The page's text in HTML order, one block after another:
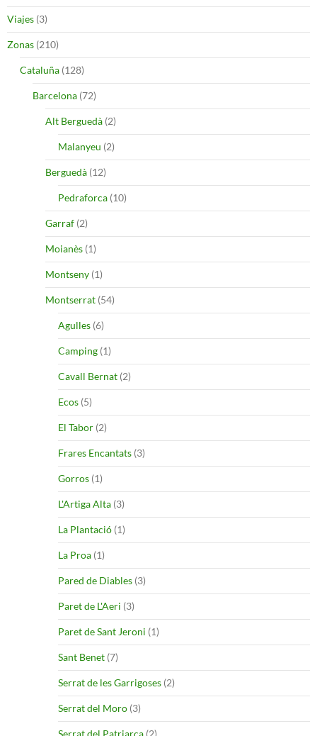
Viajes (3)
Zonas (210)
Cataluña (128)
Barcelona (72)
Alt Berguedà (2)
Malanyeu (2)
Berguedà (12)
Pedraforca (10)
Garraf (2)
Moianès (1)
Montseny (1)
Montserrat (54)
Agulles (6)
Camping (1)
Cavall Bernat (2)
Ecos (5)
El Tabor (2)
Frares Encantats (3)
Gorros (1)
L'Artiga Alta (3)
La Plantació (1)
La Proa (1)
Pared de Diables (3)
Paret de L'Aeri (3)
Paret de Sant Jeroni (1)
Sant Benet (7)
Serrat de les Garrigoses (2)
Serrat del Moro (3)
Serrat del Patriarca (2)